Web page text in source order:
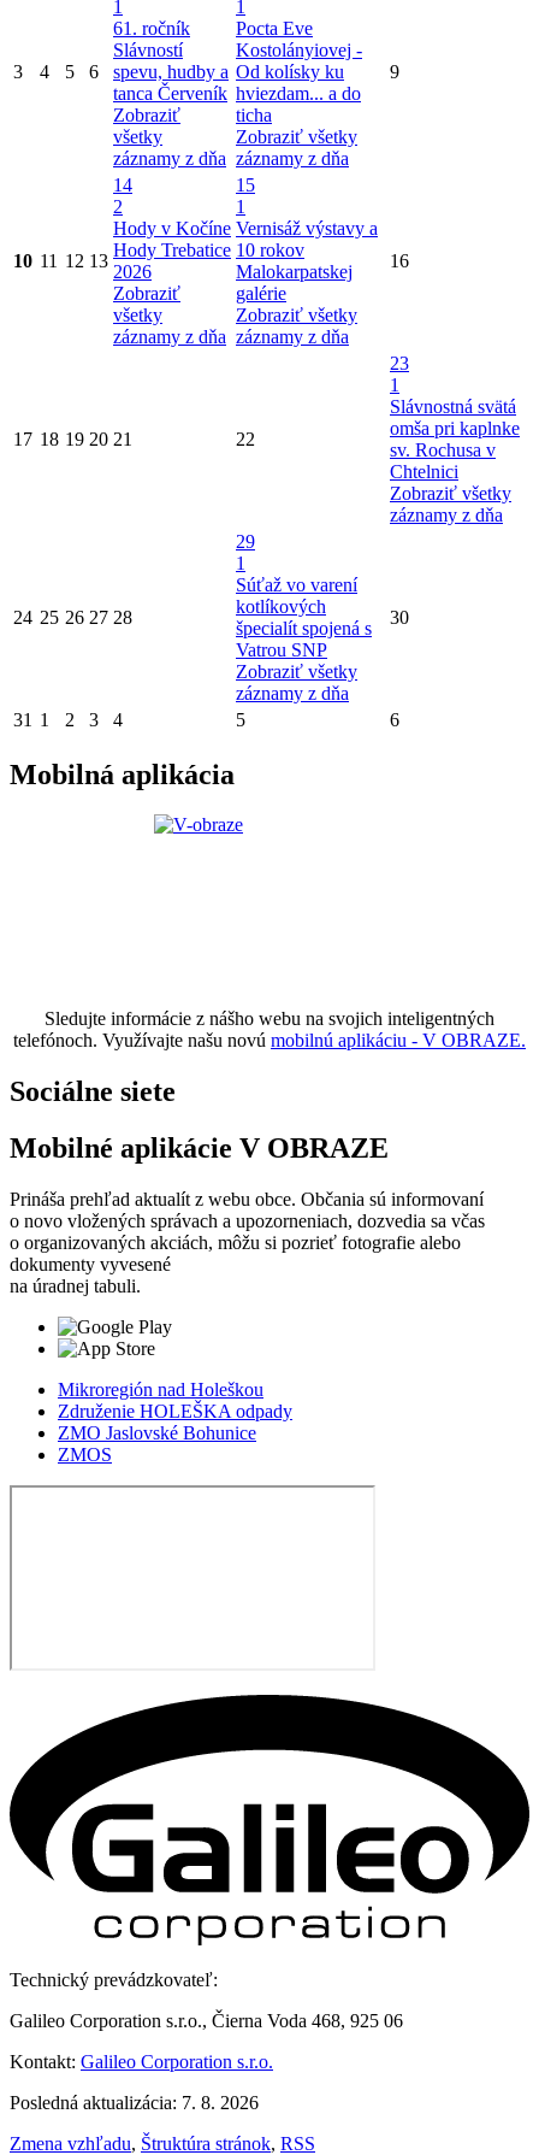
3 4 5 6
1
61. ročník
Slávností
spevu, hudby a
tanca Červeník
Zobraziť
všetky
záznamy z dňa
1
Pocta Eve
Kostolányiovej -
Od kolísky ku
hviezdam... a do
ticha
Zobraziť všetky
záznamy z dňa
9
10 11 12 13
14
2
Hody v Kočíne
Hody Trebatice
2026
Zobraziť
všetky
záznamy z dňa
15
1
Vernisáž výstavy a
10 rokov
Malokarpatskej
galérie
Zobraziť všetky
záznamy z dňa
16
17 18 19 20 21 22
23
1
Slávnostná svätá
omša pri kaplnke
sv. Rochusa v
Chtelnici
Zobraziť všetky
záznamy z dňa
24 25 26 27 28
29
1
Súťaž vo varení
kotlíkových
špecialít spojená s
Vatrou SNP
Zobraziť všetky
záznamy z dňa
30
31 1 2 3 4 5 6
Mobilná aplikácia
Sledujte informácie z nášho webu na svojich inteligentných
telefónoch. Využívajte našu novú mobilnú aplikáciu - V OBRAZE.
Sociálne siete
Mobilné aplikácie V OBRAZE
Prináša prehľad aktualít z webu obce. Občania sú informovaní
o novo vložených správach a upozorneniach, dozvedia sa včas
o organizovaných akciách, môžu si pozrieť fotografie alebo
dokumenty vyvesené
na úradnej tabuli.
Mikroregión nad Holeškou
Združenie HOLEŠKA odpady
ZMO Jaslovské Bohunice
ZMOS
Technický prevádzkovateľ:
Galileo Corporation s.r.o., Čierna Voda 468, 925 06
Kontakt: Galileo Corporation s.r.o.
Posledná aktualizácia: 7. 8. 2026
Zmena vzhľadu, Štruktúra stránok, RSS